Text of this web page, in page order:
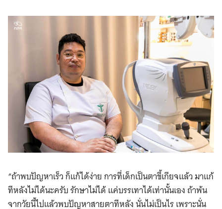
“ถ้าพบปัญหาเร็ว ก็แก้ได้ง่าย การที่เด็กเป็นตาขี้เกียจแล้ว มาแก้
ทีหลังไม่ได้นะครับ รักษาไม่ได้ แค่บรรเทาได้เท่านั้นเอง ถ้าพ้น
จากวัยนี้ไปแล้วพบปัญหาสายตาทีหลัง นั่นไม่เป็นไร เพราะนั่น